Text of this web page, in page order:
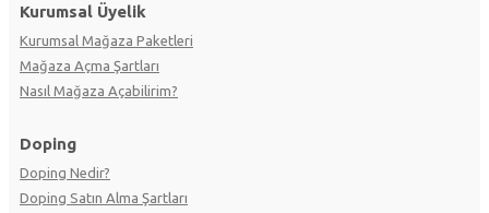
Kurumsal Üyelik
Kurumsal Mağaza Paketleri
Mağaza Açma Şartları
Nasıl Mağaza Açabilirim?
Doping
Doping Nedir?
Doping Satın Alma Şartları